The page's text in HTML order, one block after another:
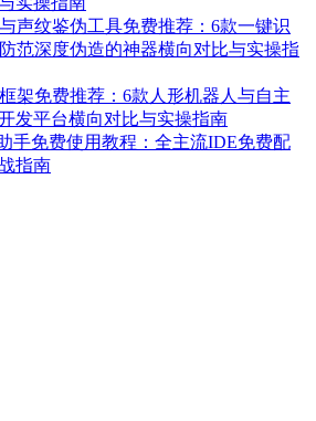
声纹鉴伪工具免费推荐：6款一键识
范深度伪造的神器横向对比与实操指
架免费推荐：6款人形机器人与自主
发平台横向对比与实操指南
手免费使用教程：全主流IDE免费配
指南